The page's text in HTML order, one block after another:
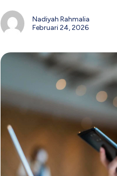
Nadiyah Rahmalia
Februari 24, 2026